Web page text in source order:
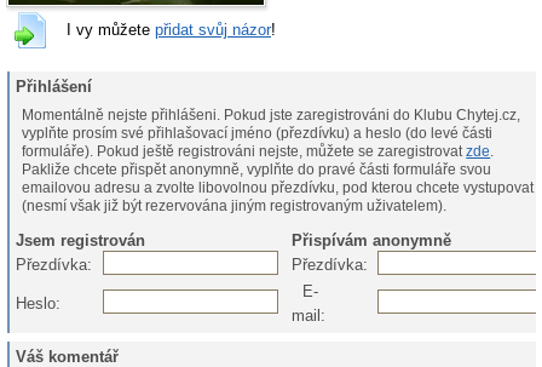
I vy můžete přidat svůj názor!
Přihlášení
Momentálně nejste přihlášeni. Pokud jste zaregistrováni do Klubu Chytej.cz,
vyplňte prosím své přihlašovací jméno (přezdívku) a heslo (do levé části
formuláře). Pokud ještě registrováni nejste, můžete se zaregistrovatzde.
Pakliže chcete přispět anonymně, vyplňte do pravé části formuláře svou
emailovou adresu a zvolte libovolnou přezdívku, pod kterou chcete vystupovat
(nesmí však již být rezervována jiným registrovaným uživatelem).
Jsem registrován
Přispívám anonymně
Přezdívka:
Přezdívka:
Heslo:
E-
mail:
Váš komentář